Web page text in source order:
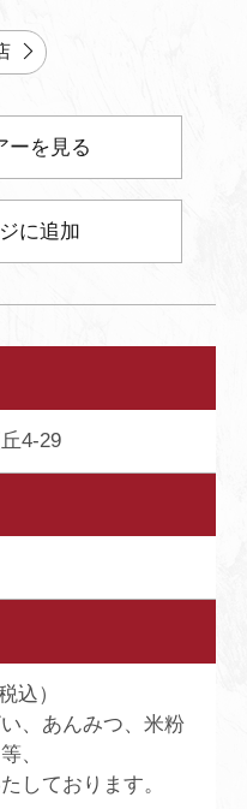
ーを見る
に追加
4-29
込）
、あんみつ、米粉
、
しております。